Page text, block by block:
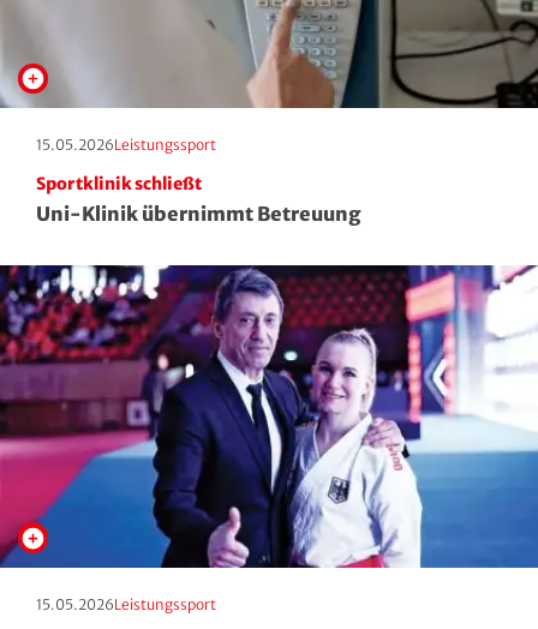
Erscheinungstag:
15.05.2026
Kategorie: Leistungssport
Sportklinik schließt
Uni-Klinik übernimmt Betreuung
Erscheinungstag:
15.05.2026
Kategorie: Leistungssport